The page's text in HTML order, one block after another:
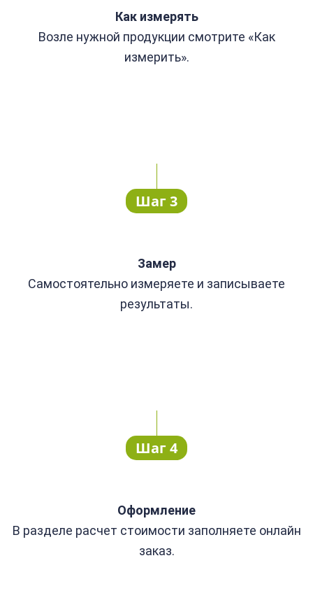
Как измерять
Возле нужной продукции смотрите «Как
измерить».
Шаг 3
Замер
Самостоятельно измеряете и записываете
результаты.
Шаг 4
Оформление
В разделе расчет стоимости заполняете онлайн
заказ.